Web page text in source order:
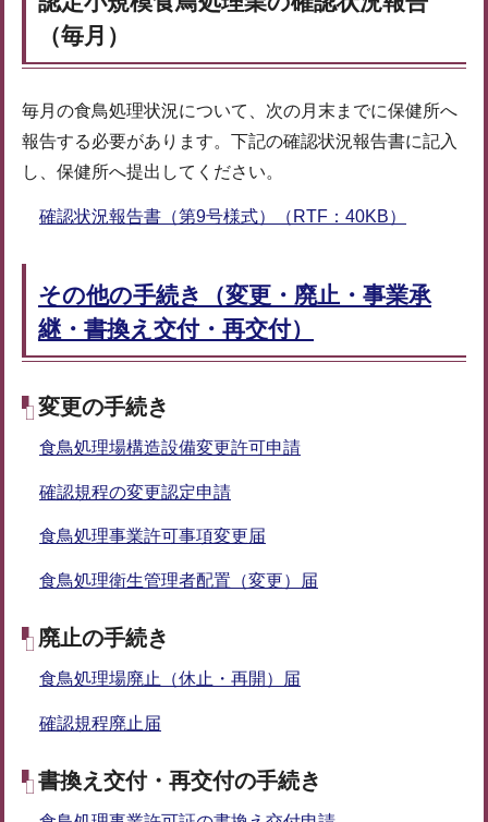
（毎月）
毎月の食鳥処理状況について、次の月末までに保健所へ
報告する必要があります。下記の確認状況報告書に記入
し、保健所へ提出してください。
確認状況報告書（第9号様式）（RTF：40KB）
その他の手続き（変更・廃止・事業承
継・書換え交付・再交付）
変更の手続き
食鳥処理場構造設備変更許可申請
確認規程の変更認定申請
食鳥処理事業許可事項変更届
食鳥処理衛生管理者配置（変更）届
廃止の手続き
食鳥処理場廃止（休止・再開）届
確認規程廃止届
書換え交付・再交付の手続き